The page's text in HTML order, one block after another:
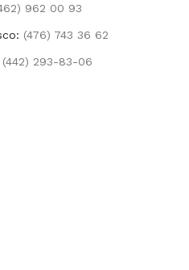
962 00 93
(476) 743 36 62
(442) 293-83-06